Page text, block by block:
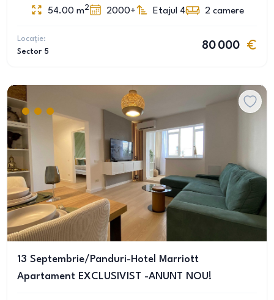
54.00 m2 2000+ Etajul 4 2 camere
Locație:
Sector 5
80 000
13 Septembrie/Panduri-Hotel Marriott
Apartament EXCLUSIVIST -ANUNT NOU!